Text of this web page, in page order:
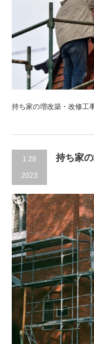
持ち家の増改築・改修工
1.28
2023
持ち家